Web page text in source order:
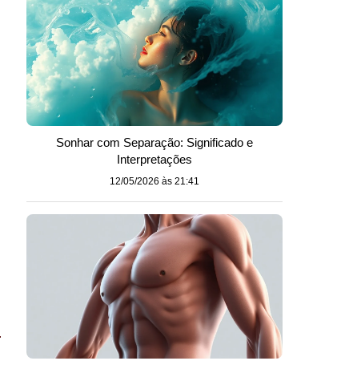
Sonhar com Separação: Significado e
Interpretações
12/05/2026 às 21:41